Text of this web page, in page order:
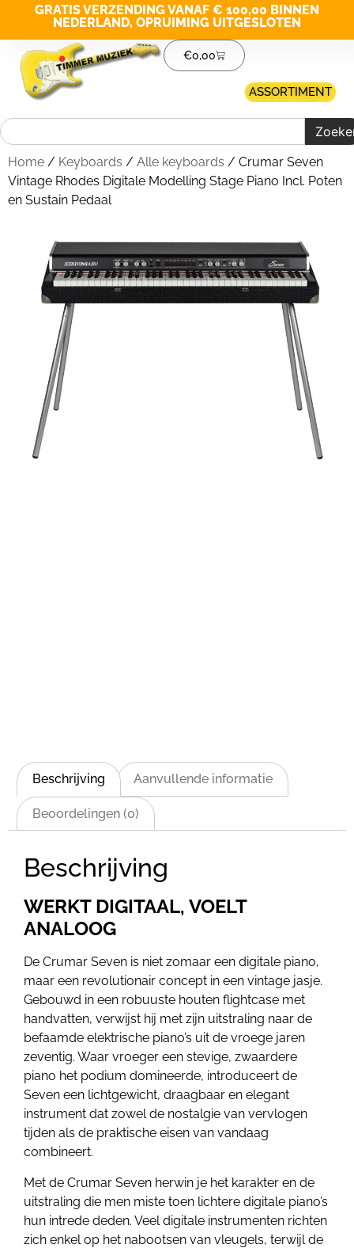
GRATIS VERZENDING VANAF € 100,00 BINNEN
NEDERLAND, OPRUIMING UITGESLOTEN
€0,00
ASSORTIMENT
Home / Keyboards / Alle keyboards / Crumar Seven
Vintage Rhodes Digitale Modelling Stage Piano Incl. Poten
en Sustain Pedaal
Beschrijving Aanvullende informatie
Beoordelingen (0)
Beschrijving
WERKT DIGITAAL, VOELT
ANALOOG
De Crumar Seven is niet zomaar een digitale piano,
maar een revolutionair concept in een vintage jasje.
Gebouwd in een robuuste houten flightcase met
handvatten, verwijst hij met zijn uitstraling naar de
befaamde elektrische piano’s uit de vroege jaren
zeventig. Waar vroeger een stevige, zwaardere
piano het podium domineerde, introduceert de
Seven een lichtgewicht, draagbaar en elegant
instrument dat zowel de nostalgie van vervlogen
tijden als de praktische eisen van vandaag
combineert.
Met de Crumar Seven herwin je het karakter en de
uitstraling die men miste toen lichtere digitale piano’s
hun intrede deden. Veel digitale instrumenten richten
zich enkel op het nabootsen van vleugels, terwijl de